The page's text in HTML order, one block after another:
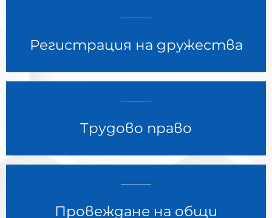
Регистрация на дружества
Трудово право
Провеждане на общи